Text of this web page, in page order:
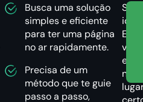
Busca uma solução
simples e eficiente
para ter uma página
no ar rapidamente.
Precisa de um
método que te guie
passo a passo,
Se
você
está
no